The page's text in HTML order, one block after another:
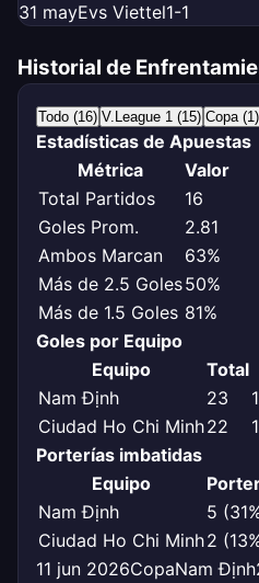
31 mayEvs Viettel1-1
Historial de
Todo (16) V.League 1 (15) Copa (1)
Estadísticas de Apuestas
Métrica
Valor
Total Partidos
16
Goles Prom.
2.81
Ambos Marcan
63%
Más de 2.5 Goles50%
Más de 1.5 Goles 81%
Goles por Equipo
Equipo
Total
Nam Định
23
Ciudad Ho Chi Minh22
Porterías imbatidas
Equipo
Nam Định
5
Ciudad Ho Chi Minh2
11 jun 2026CopaNam Định